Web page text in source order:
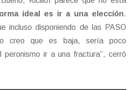
ideal es ir a una elección.
incluso disponiendo de las PASO
creo que es baja, sería poco
ir a una fractura”, cerró